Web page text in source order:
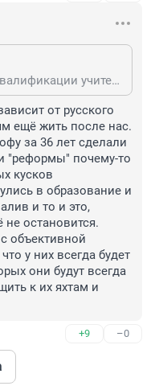
Да, всё в учебе зависит от квалификации учителя ! Вы про начальную пишите, а в старших классах они и не заморачиваются что то пояснять. Теория вероятности, например, на уроке-- конспектируем параграф, на следующем уроке контрольная... Класс !
от русского
ещё жить после нас.
за 36 лет сделали
"реформы" почему-то
кусков
в образование и
и то и это,
остановится.
объективной
у них всегда будет
они будут всегда
к их яхтам и
+9 –0